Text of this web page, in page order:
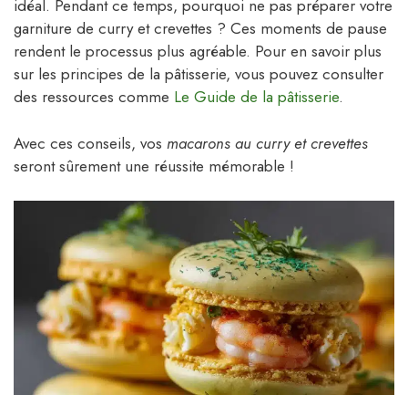
idéal. Pendant ce temps, pourquoi ne pas préparer votre
garniture de curry et crevettes ? Ces moments de pause
rendent le processus plus agréable. Pour en savoir plus
sur les principes de la pâtisserie, vous pouvez consulter
des ressources comme Le Guide de la pâtisserie.
Avec ces conseils, vos macarons au curry et crevettes
seront sûrement une réussite mémorable !